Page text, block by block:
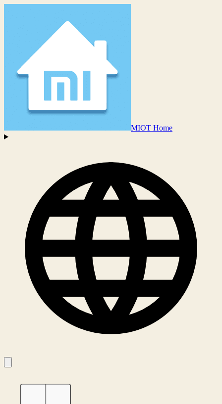
MIOT Home